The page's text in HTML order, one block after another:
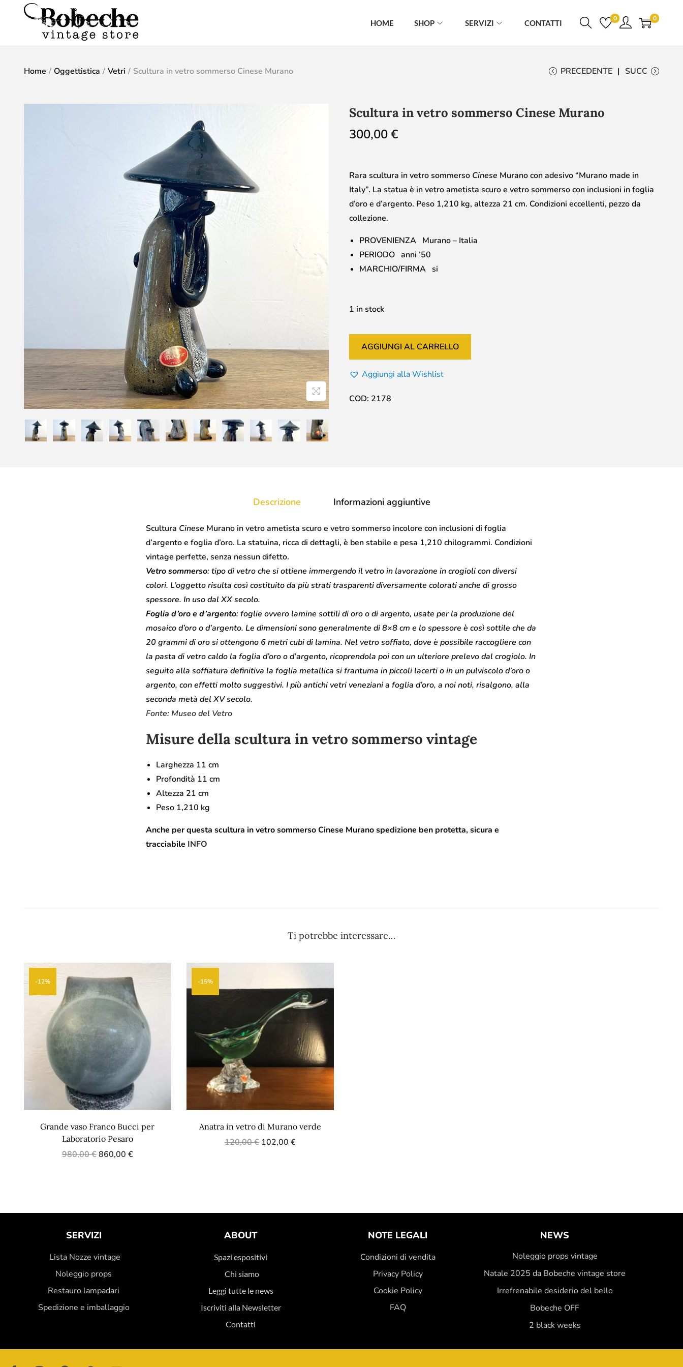
HOME SHOP SERVIZI CONTATTI 0 0
Home / Oggettistica / Vetri / Scultura in vetro sommerso Cinese Murano PRECEDENTE SUCC
Scultura in vetro sommerso Cinese Murano
300,00€
Rara scultura in vetro sommerso Cinese Murano con adesivo “Murano made in
Italy”. La statua è in vetro ametista scuro e vetro sommerso con inclusioni in foglia
d’oro e d’argento. Peso 1,210 kg, altezza 21 cm. Condizioni eccellenti, pezzo da
collezione.
PROVENIENZA Murano – Italia
PERIODO anni ’50
MARCHIO/FIRMA si
1 in stock
AGGIUNGI AL CARRELLO
Aggiungi alla Wishlist
COD: 2178
Descrizione Informazioni aggiuntive
Scultura Cinese Murano in vetro ametista scuro e vetro sommerso incolore con inclusioni di foglia
d’argento e foglia d’oro. La statuina, ricca di dettagli, è ben stabile e pesa 1,210 chilogrammi. Condizioni
vintage perfette, senza nessun difetto.
Vetro sommerso: tipo di vetro che si ottiene immergendo il vetro in lavorazione in crogioli con diversi
colori. L’oggetto risulta così costituito da più strati trasparenti diversamente colorati anche di grosso
spessore. In uso dal XX secolo.
Foglia d’oro e d’argento: foglie ovvero lamine sottili di oro o di argento, usate per la produzione del
mosaico d’oro o d’argento. Le dimensioni sono generalmente di 8×8 cm e lo spessore è così sottile che da
20 grammi di oro si ottengono 6 metri cubi di lamina. Nel vetro soffiato, dove è possibile raccogliere con
la pasta di vetro caldo la foglia d’oro o d’argento, ricoprendola poi con un ulteriore prelevo dal crogiolo. In
seguito alla soffiatura definitiva la foglia metallica si frantuma in piccoli lacerti o in un pulviscolo d’oro o
argento, con effetti molto suggestivi. I più antichi vetri veneziani a foglia d’oro, a noi noti, risalgono, alla
seconda metà del XV secolo.
Fonte: Museo del Vetro
Misure della scultura in vetro sommerso vintage
Larghezza 11 cm
Profondità 11 cm
Altezza 21 cm
Peso 1,210 kg
Anche per questa scultura in vetro sommerso Cinese Murano spedizione ben protetta, sicura e
tracciabile INFO
Ti potrebbe interessare…
-12%
Grande vaso Franco Bucci per
Laboratorio Pesaro
980,00€860,00 €
-15%
Anatra in vetro di Murano verde
120,00€ 102,00 €
SERVIZI
Lista Nozze vintage
Noleggio props
Restauro lampadari
Spedizione e imballaggio
ABOUT
Spazi espositivi
Chi siamo
Leggi tutte le news
Iscriviti alla Newsletter
Contatti
NOTE LEGALI
Condizioni di vendita
Privacy Policy
Cookie Policy
FAQ
NEWS
Noleggio props vintage
Natale 2025 da Bobeche vintage store
Irrefrenabile desiderio del bello
Bobeche OFF
2 black weeks